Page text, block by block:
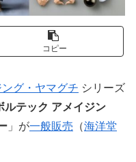
コピー
グ・ヤマグチ シリーズ
ルテック アメイジン
」が一般販売 （海洋堂